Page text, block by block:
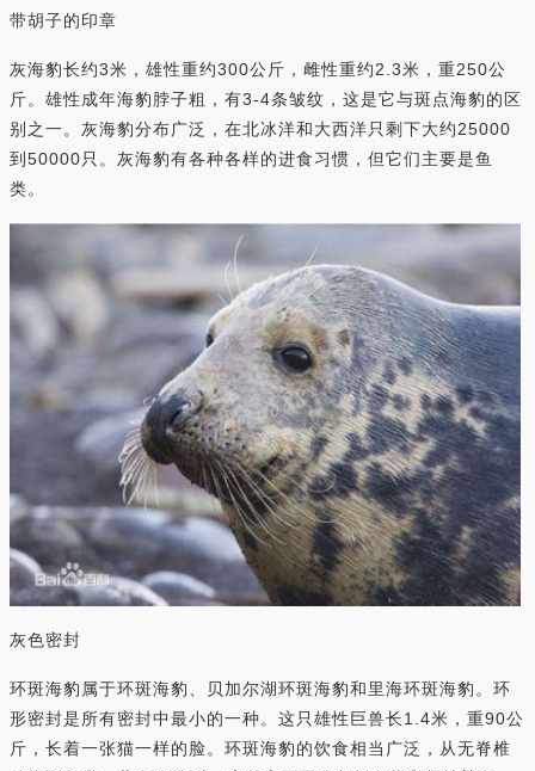
带胡子的印章
灰海豹长约3米，雄性重约300公斤，雌性重约2.3米，重250公
斤。雄性成年海豹脖子粗，有3-4条皱纹，这是它与斑点海豹的区
别之一。灰海豹分布广泛，在北冰洋和大西洋只剩下大约25000
到50000只。灰海豹有各种各样的进食习惯，但它们主要是鱼
类。
灰色密封
环斑海豹属于环斑海豹、贝加尔湖环斑海豹和里海环斑海豹。环
形密封是所有密封中最小的一种。这只雄性巨兽长1.4米，重90公
斤，长着一张猫一样的脸。环斑海豹的饮食相当广泛，从无脊椎